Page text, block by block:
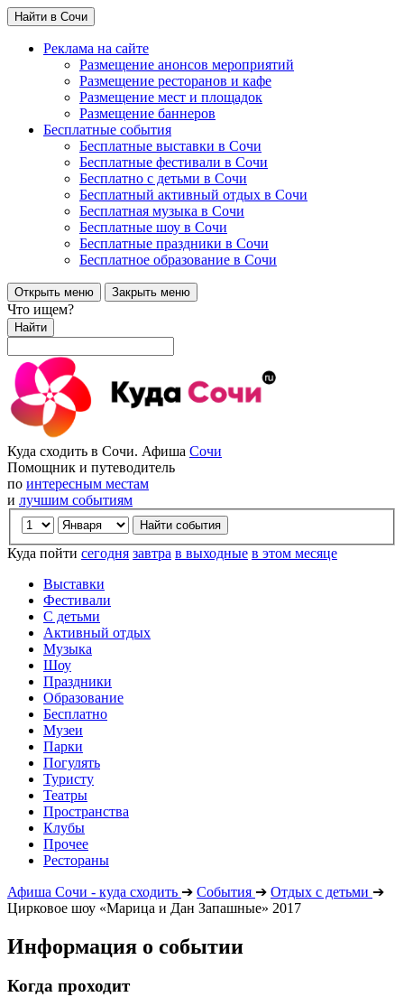
Найти в Сочи
Реклама на сайте
Размещение анонсов мероприятий
Размещение ресторанов и кафе
Размещение мест и площадок
Размещение баннеров
Бесплатные события
Бесплатные выставки в Сочи
Бесплатные фестивали в Сочи
Бесплатно с детьми в Сочи
Бесплатный активный отдых в Сочи
Бесплатная музыка в Сочи
Бесплатные шоу в Сочи
Бесплатные праздники в Сочи
Бесплатное образование в Сочи
Открыть меню Закрыть меню
Что ищем?
Найти
Куда сходить в Сочи. Афиша Сочи
Помощник и путеводитель
по интересным местам
и лучшим событиям
Куда пойти сегодня завтра в выходные в этом месяце
Выставки
Фестивали
С детьми
Активный отдых
Музыка
Шоу
Праздники
Образование
Бесплатно
Музеи
Парки
Погулять
Туристу
Театры
Пространства
Клубы
Прочее
Рестораны
Афиша Сочи - куда сходить ➔ События ➔ Отдых с детьми ➔
Цирковое шоу «Марица и Дан Запашные» 2017
Информация о событии
Когда проходит